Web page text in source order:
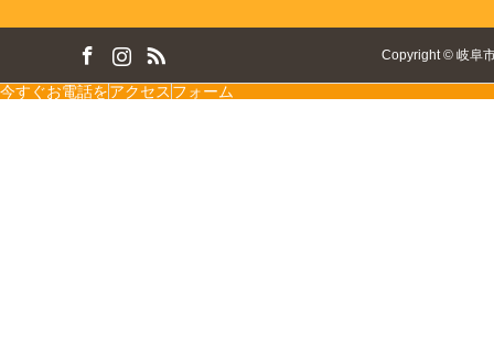
Copyright© 岐阜
今すぐお電話をアクセス フォーム